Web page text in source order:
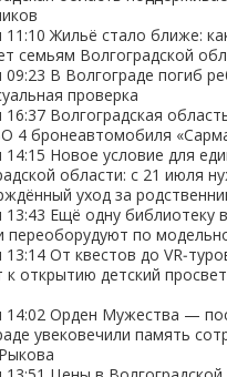
11:10 Жильё стало ближе:
семьям Волгоградской
09:23 В Волгограде погиб
проверка
16:37 Волгоградская
4 бронеавтомобиля
14:15 Новое условие для
области: с 21 июля
уход за
13:43 Ещё одну библиотеку
переоборудуют по
13:14 От квестов до
к открытию детский
14:02 Орден Мужества —
увековечили память